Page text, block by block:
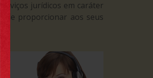
jurídicos em caráter
de proporcionar aos seus